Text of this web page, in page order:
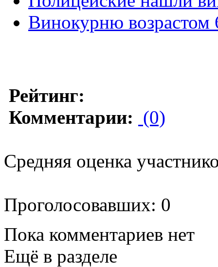
Винокурню
Рейтинг:
Комментарии: (0)
Средняя оценка
Проголосовавших: 0
Пока комментариев нет
Ещё в разделе